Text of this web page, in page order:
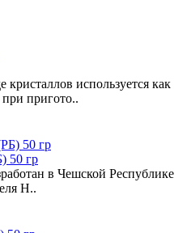
кристаллов используется как
пригото..
50 гр
в Чешской Республике
Н..